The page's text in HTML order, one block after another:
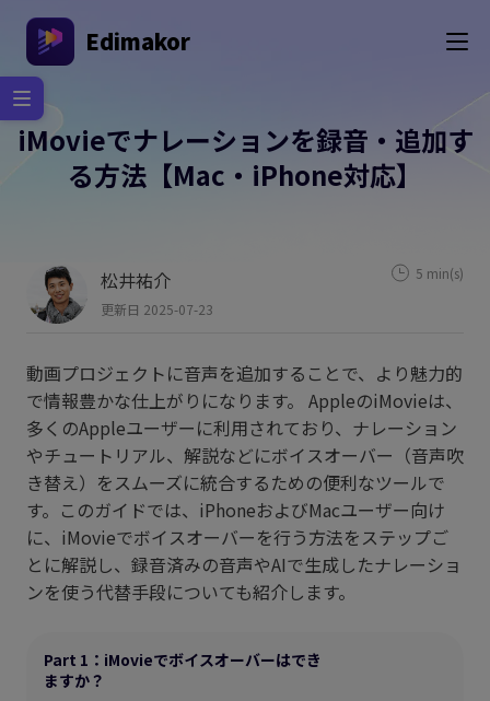
Edimakor
iMovieでナレーションを録音・追加す
る方法【Mac・iPhone対応】
松井祐介
更新日 2025-07-23
5 min(s)
動画プロジェクトに音声を追加することで、より魅力的
で情報豊かな仕上がりになります。 AppleのiMovieは、
多くのAppleユーザーに利用されており、ナレーション
やチュートリアル、解説などにボイスオーバー（音声吹
き替え）をスムーズに統合するための便利なツールで
す。このガイドでは、iPhoneおよびMacユーザー向け
に、iMovieでボイスオーバーを行う方法をステップご
とに解説し、録音済みの音声やAIで生成したナレーショ
ンを使う代替手段についても紹介します。
Part 1：iMovieでボイスオーバーはでき
ますか？